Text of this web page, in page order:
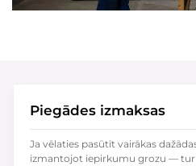
Piegādes izmaksas
Ja vēlaties pasūtīt vairākas
izmantojot iepirkumu grozu — tur